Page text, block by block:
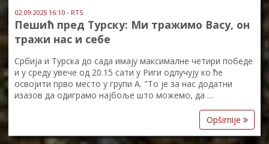
02.09.2025 16:10 - RTS
Пешић пред Турску: Ми тражимо Васу, он
тражи нас и себе
Србија и Турска до сада имају максималне четири победе
и у среду увече од 20.15 сати у Риги одлучују ко ће
освојити прво место у групи А. "То је за нас додатни
изазов да одиграмо најбоље што можемо, да …
Opširnije